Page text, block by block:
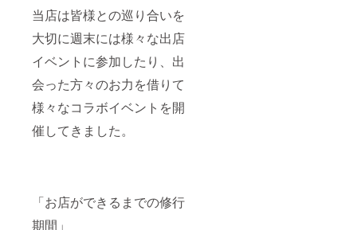
当店は皆様との巡り合いを
大切に週末には様々な出店
イベントに参加したり、出
会った方々のお力を借りて
様々なコラボイベントを開
催してきました。
「お店ができるまでの修行
期間」